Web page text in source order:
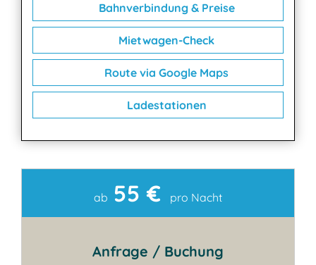
Bahnverbindung & Preise
Mietwagen-Check
Route via Google Maps
Ladestationen
Kontakt
ab 55 € pro Nacht
Anfrage / Buchung